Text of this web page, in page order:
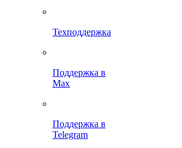
Техподдержка
Поддержка в
Max
Поддержка в
Telegram